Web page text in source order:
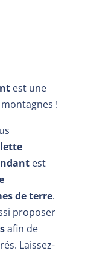
est une
!
est
de terre.
proposer
afin de
Laissez-